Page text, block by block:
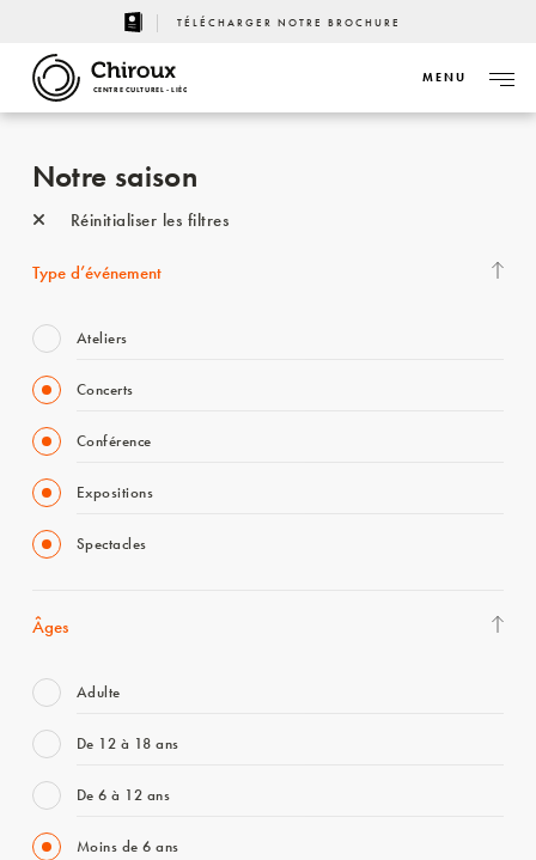
TÉLÉCHARGER NOTRE BROCHURE
CENTRE CULTUREL - LIÈGE
MENU
Notre saison
Réinitialiser les filtres
Type d’événement
Ateliers
Concerts
Conférence
Expositions
Spectacles
Âges
Adulte
De 12 à 18 ans
De 6 à 12 ans
Moins de 6 ans